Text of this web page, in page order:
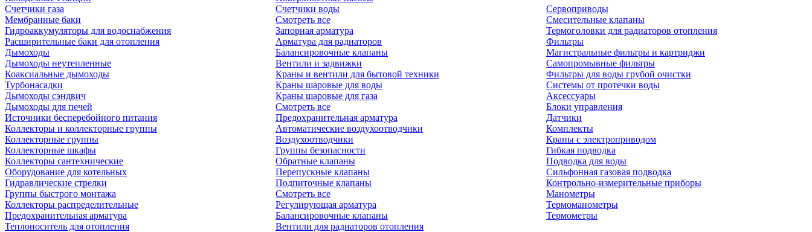
Счетчики газа
Мембранные баки
Гидроаккумуляторы для водоснабжения
Расширительные баки для отопления
Дымоходы
Дымоходы неутепленные
Коаксиальные дымоходы
Турбонасадки
Дымоходы сэндвич
Дымоходы для печей
Источники бесперебойного питания
Коллекторы и коллекторные группы
Коллекторные группы
Коллекторные шкафы
Коллекторы сантехнические
Оборудование для котельных
Гидравлические стрелки
Группы быстрого монтажа
Коллекторы распределительные
Предохранительная арматура
Теплоноситель для отопления
Счетчики воды
Смотреть все
Запорная арматура
Арматура для радиаторов
Балансировочные клапаны
Вентили и задвижки
Краны и вентили для бытовой техники
Краны шаровые для воды
Краны шаровые для газа
Смотреть все
Предохранительная арматура
Автоматические воздухоотводчики
Воздухоотводчики
Группы безопасности
Обратные клапаны
Перепускные клапаны
Подпиточные клапаны
Смотреть все
Регулирующая арматура
Балансировочные клапаны
Вентили для радиаторов отопления
Сервоприводы
Смесительные клапаны
Термоголовки для радиаторов отопления
Фильтры
Магистральные фильтры и картриджи
Самопромывные фильтры
Фильтры для воды грубой очистки
Системы от протечки воды
Аксессуары
Блоки управления
Датчики
Комплекты
Краны с электроприводом
Гибкая подводка
Подводка для воды
Сильфонная газовая подводка
Контрольно-измерительные приборы
Манометры
Термоманометры
Термометры